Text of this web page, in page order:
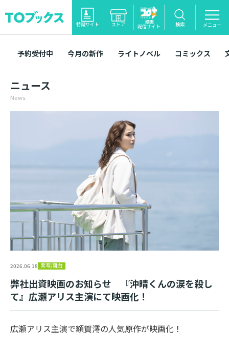
特設サイト ストア 漫画
配信サイト 検索 メニュー
予約受付中 今月の新作 ライトノベル コミックス
ニュース
News
2026.06.18 実写/舞台
弊社出資映画のお知らせ 『沖晴くんの涙を殺し
て』広瀬アリス主演にて映画化！
広瀬アリス主演で額賀澪の人気原作が映画化！